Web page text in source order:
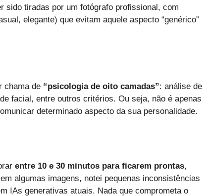
sido tiradas por um fotógrafo profissional, com
elegante) que evitam aquele aspecto “genérico”
chama de “psicologia de oito camadas”: análise de
facial, entre outros critérios. Ou seja, não é apenas
determinado aspecto da sua personalidade.
entre 10 e 30 minutos para ficarem prontas,
algumas imagens, notei pequenas inconsistências
IAs generativas atuais. Nada que comprometa o